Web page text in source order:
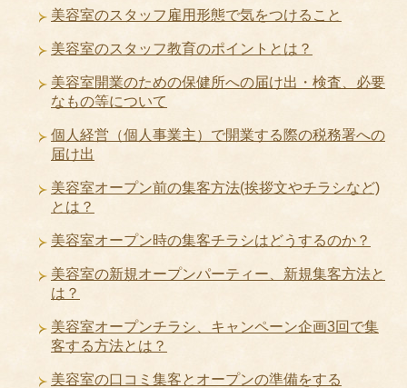
美容室のスタッフ雇用形態で気をつけること
美容室のスタッフ教育のポイントとは？
美容室開業のための保健所への届け出・検査、必要
なもの等について
個人経営（個人事業主）で開業する際の税務署への
届け出
美容室オープン前の集客方法(挨拶文やチラシなど)
とは？
美容室オープン時の集客チラシはどうするのか？
美容室の新規オープンパーティー、新規集客方法と
は？
美容室オープンチラシ、キャンペーン企画3回で集
客する方法とは？
美容室の口コミ集客とオープンの準備をする